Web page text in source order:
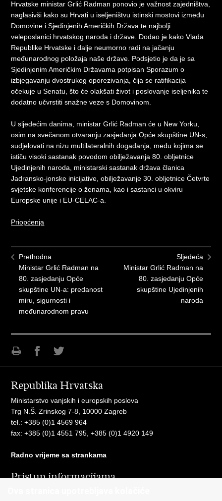
Hrvatske ministar Grlić Radman ponovio je važnost zajedništva,
naglasivši kako su Hrvati u iseljeništvu istinski mostovi između
Domovine i Sjedinjenih Američkih Država te najbolji
veleposlanici hrvatskog naroda i države. Dodao je kako Vlada
Republike Hrvatske i dalje neumorno radi na jačanju
međunarodnog položaja naše države. Podsjetio je da je sa
Sjedinjenim Američkim Državama potpisan Sporazum o
izbjegavanju dvostrukog oporezivanja, čija se ratifikacija
očekuje u Senatu, što će olakšati život i poslovanje iseljenika te
dodatno učvrstiti snažne veze s Domovinom.
U sljedećim danima, ministar Grlić Radman će u New Yorku,
osim na svečanom otvaranju zasjedanja Opće skupštine UN-s,
sudjelovati na nizu multilateralnih događanja, među kojima se
ističu visoki sastanak povodom obilježavanja 80. obljetnice
Ujedinjenih naroda, ministarski sastanak država članica
Jadransko-jonske inicijative, obilježavanje 30. obljetnice Četvrte
svjetske konferencije o ženama, kao i sastanci u okviru
Europske unije i EU-CELAC-a.
Priopćenja
Prethodna
Ministar Grlić Radman na
80. zasjedanju Opće
skupštine UN-a: predanost
miru, sigurnosti i
međunarodnom pravu
Sljedeća
Ministar Grlić Radman na
80. zasjedanju Opće
skupštine Ujedinjenih
naroda
Facebooku
Twitteru
Republika Hrvatska
Ministarstvo vanjskih i europskih poslova
Trg N.Š. Zrinskog 7-8, 10000 Zagreb
tel.:+385 (0)1 4569 964
fax: +385 (0)1 4551 795, +385 (0)1 4920 149
Radno vrijeme sa strankama
Pristup informacijama